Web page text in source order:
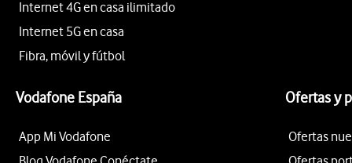
Internet 4G en casa ilimitado
Internet 5G en casa
Fibra, móvil y fútbol
Vodafone España
App Mi Vodafone
Ofertas y
Ofertas